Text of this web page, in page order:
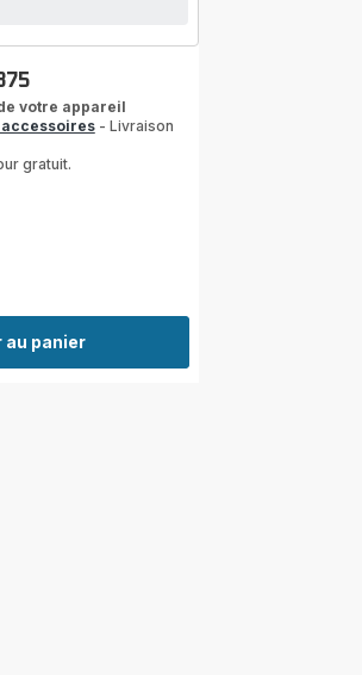
au panier
votre appareil
- Livraison
gratuit.